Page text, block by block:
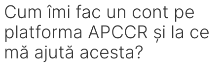
Cum îmi fac un cont pe
platforma APCCR și la ce
mă ajută acesta?